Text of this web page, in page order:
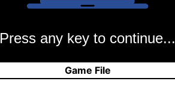
Press any key to continue...
Game File